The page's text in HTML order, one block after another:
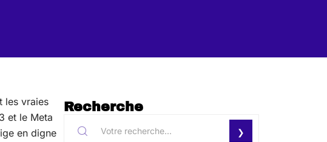
les vraies
et le Meta
en digne
Recherche